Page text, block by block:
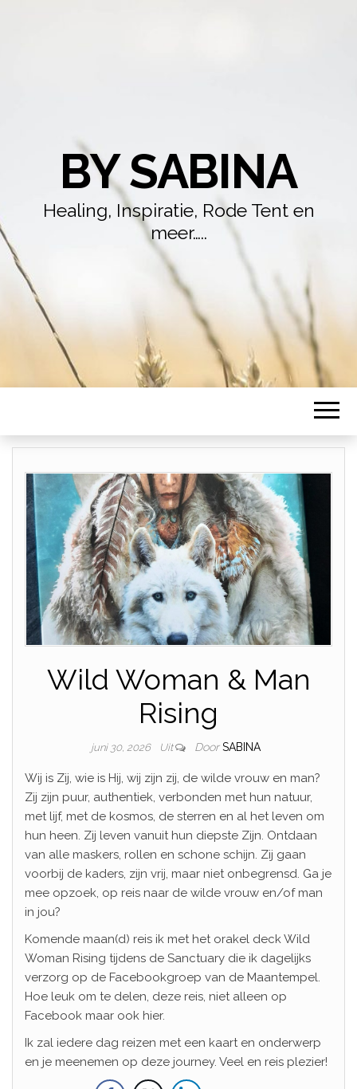
BY SABINA
Healing, Inspiratie, Rode Tent en
meer…..
Wild Woman & Man
Rising
juni 30, 2026 Uit Door SABINA
Wij is Zij, wie is Hij, wij zijn zij, de wilde vrouw en man?
Zij zijn puur, authentiek, verbonden met hun natuur,
met lijf, met de kosmos, de sterren en al het leven om
hun heen. Zij leven vanuit hun diepste Zijn. Ontdaan
van alle maskers, rollen en schone schijn. Zij gaan
voorbij de kaders, zijn vrij, maar niet onbegrensd. Ga je
mee opzoek, op reis naar de wilde vrouw en/of man
in jou?
Komende maan(d) reis ik met het orakel deck Wild
Woman Rising tijdens de Sanctuary die ik dagelijks
verzorg op de Facebookgroep van de Maantempel.
Hoe leuk om te delen, deze reis, niet alleen op
Facebook maar ook hier.
Ik zal iedere dag reizen met een kaart en onderwerp
en je meenemen op deze journey. Veel en reis plezier!